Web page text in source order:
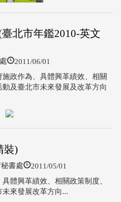
臺北市年鑑2010-英文
2011/06/01
政作為、具體興革績效、相關
及臺北市未來發展及改革方向
裝)
書處 2011/05/01
體興革績效、相關政策制度、
來發展改革方向...